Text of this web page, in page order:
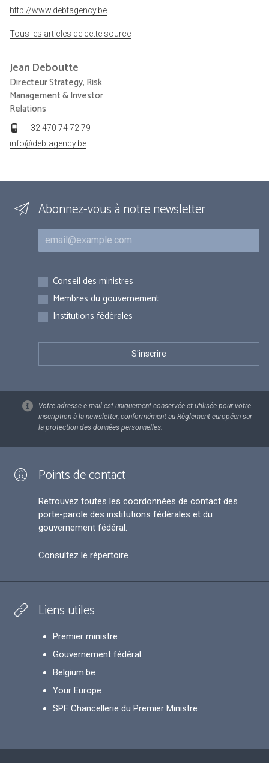
http://www.debtagency.be
Tous les articles de cette source
Jean Deboutte
Directeur Strategy, Risk
Management & Investor
Relations
+32 470 74 72 79
info@debtagency.be
Abonnez-vous à notre newsletter
Courriel
Inscriptions
Conseil des ministres
Membres du gouvernement
Institutions fédérales
Votre adresse e-mail est uniquement conservée et utilisée pour votre
inscription à la newsletter, conformément au Règlement européen sur
la protection des données personnelles.
Points de contact
Retrouvez toutes les coordonnées de contact des
porte-parole des institutions fédérales et du
gouvernement fédéral.
Consultez le répertoire
Liens utiles
Premier ministre
Gouvernement fédéral
Belgium.be
Your Europe
SPF Chancellerie du Premier Ministre